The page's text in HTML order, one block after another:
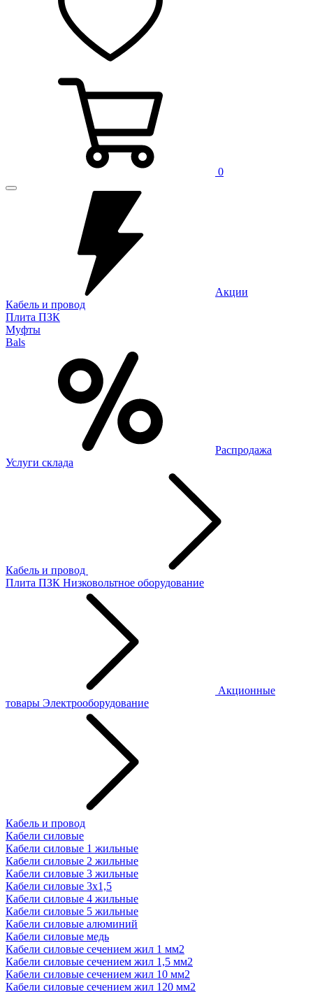
0
Акции
Кабель и провод
Плита ПЗК
Муфты
Bals
Распродажа
Услуги склада
Кабель и провод
Плита ПЗК Низковольтное оборудование
Акционные
товары Электрооборудование
Кабель и провод
Кабели силовые
Кабели силовые 1 жильные
Кабели силовые 2 жильные
Кабели силовые 3 жильные
Кабели силовые 3х1,5
Кабели силовые 4 жильные
Кабели силовые 5 жильные
Кабели силовые алюминий
Кабели силовые медь
Кабели силовые сечением жил 1 мм2
Кабели силовые сечением жил 1,5 мм2
Кабели силовые сечением жил 10 мм2
Кабели силовые сечением жил 120 мм2